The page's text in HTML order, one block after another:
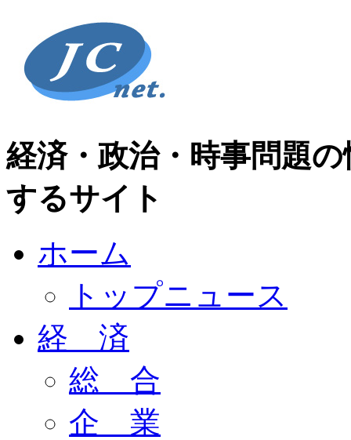
経済・政治・時事問題
するサイト
ホーム
トップニュース
経 済
総 合
企 業